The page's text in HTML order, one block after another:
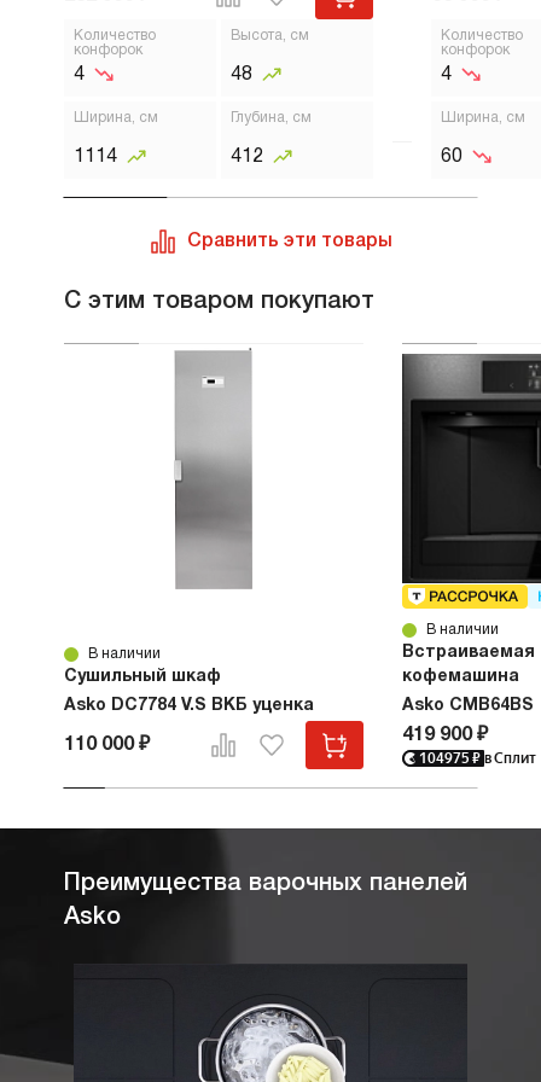
сотку варочная панель стоит однозначно.
Количество
конфорок
4
Высота, см
48
Ширина, см
1114
Глубина, см
412
Количество
конфорок
4
Ширина, см
60
Сравнить эти товары
С этим товаром покупают
В наличии
Сушильный шкаф
Asko DC7784 V.S ВКБ уценка
110 000 ₽
В наличии
Встраиваемая
кофемашина
Asko CMB64BS
419 900 ₽
104975 ₽ в Сплит
Преимущества варочных панелей
Asko